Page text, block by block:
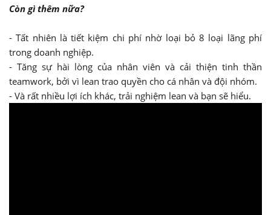
Còn gì thêm nữa?
- Tất nhiên là tiết kiệm chi phí nhờ loại bỏ 8 loại lãng phí
trong doanh nghiệp.
- Tăng sự hài lòng của nhân viên và cải thiện tinh thần
teamwork, bởi vì lean trao quyền cho cá nhân và đội nhóm.
- Và rất nhiều lợi ích khác, trải nghiệm lean và bạn sẽ hiểu.